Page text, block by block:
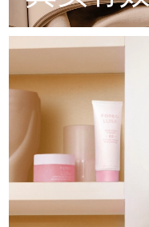
LUNA™
All facial
面膜
UFO™
All deep
issa™
ISSA™
All
FAQ™
Manuka
FAQ™
All
Anti-
FAQ™
Anti-
FAQ™
All
FAQ™
Scalp
FAQ™
All
FAQ™
All hair
FAQ™
Full-
FAQ™
FAQ™
All
保健品
专业治疗
脱毛
丹麦
芬兰
法国
法属波利尼西亚
德国